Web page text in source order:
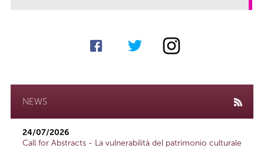
NEWS
24/07/2026
Call for Abstracts - La vulnerabilità del patrimonio culturale